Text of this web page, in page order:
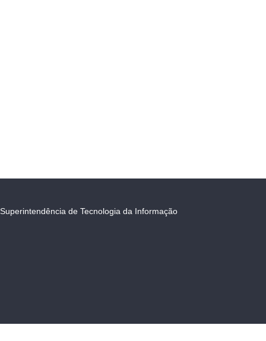
Superintendência de Tecnologia da Informação